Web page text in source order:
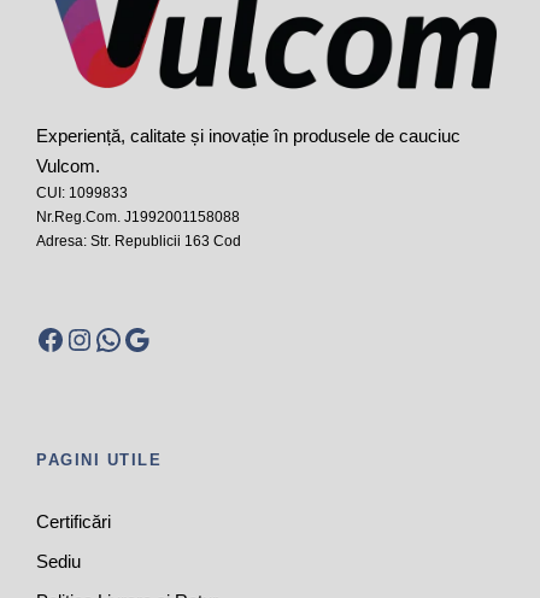
Experiență, calitate și inovație în produsele de cauciuc
Vulcom.
CUI: 1099833
Nr.Reg.Com. J1992001158088
Adresa: Str. Republicii 163 Cod
Facebook Instagram WhatsApp Google
PAGINI UTILE
Certificări
Sediu